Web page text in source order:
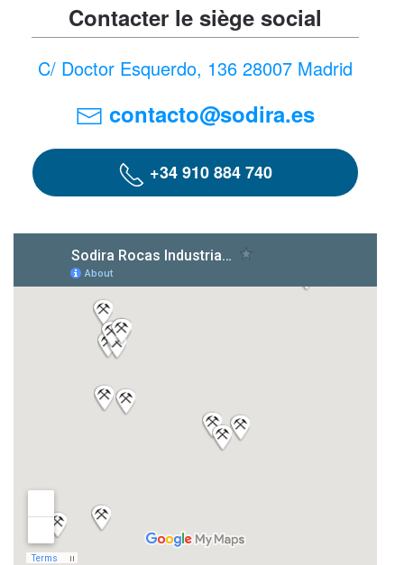
Contacter le siège social
C/ Doctor Esquerdo, 136 28007 Madrid
contacto@sodira.es
+34 910 884 740